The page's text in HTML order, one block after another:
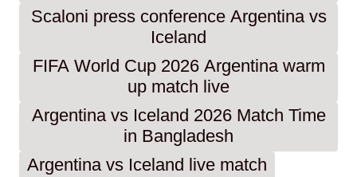
Scaloni press conference Argentina vs
Iceland
FIFA World Cup 2026 Argentina warm
up match live
Argentina vs Iceland 2026 Match Time
in Bangladesh
Argentina vs Iceland live match